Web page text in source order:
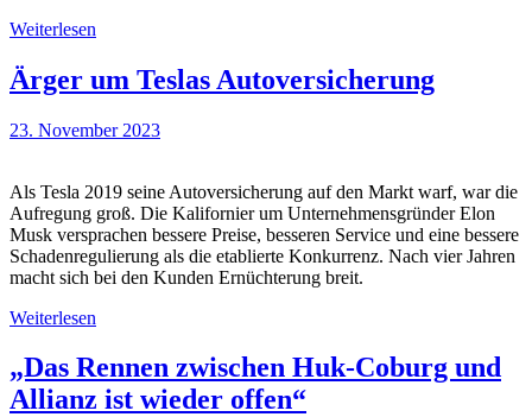
Weiterlesen
Ärger um Teslas Autoversicherung
23. November 2023
Als Tesla 2019 seine Autoversicherung auf den Markt warf, war die
Aufregung groß. Die Kalifornier um Unternehmensgründer Elon
Musk versprachen bessere Preise, besseren Service und eine bessere
Schadenregulierung als die etablierte Konkurrenz. Nach vier Jahren
macht sich bei den Kunden Ernüchterung breit.
Weiterlesen
„Das Rennen zwischen Huk-Coburg und
Allianz ist wieder offen“